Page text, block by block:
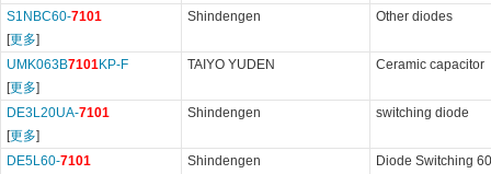
S1NBC60-7101
[更多]
Shindengen Other diodes
UMK063B7101KP-F
[更多]
TAIYO YUDEN Ceramic capacitor
DE3L20UA-7101
[更多]
Shindengen switching diode
DE5L60-7101
Shindengen
Diode Switching